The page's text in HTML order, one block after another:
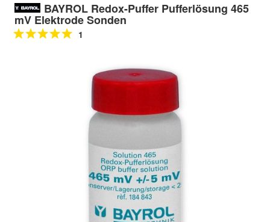
BAYROL Redox-Puffer Pufferlösung 465
mV Elektrode Sonden
1